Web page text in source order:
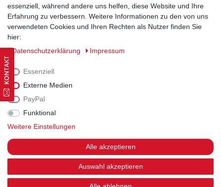
Widerrufsrecht | Datenschutzerklärung | AGB | Impressum
essenziell, während andere uns helfen, diese Website und Ihre
Erfahrung zu verbessern. Weitere Informationen zu den von uns
verwendeten Cookies und Ihren Rechten als Nutzer finden Sie
hier:
Daten­schutz­erklärung
Impressum
Essenziell
Externe Medien
PayPal
Funktional
Weitere Einstellungen
Alle akzeptieren
Auswahl akzeptieren